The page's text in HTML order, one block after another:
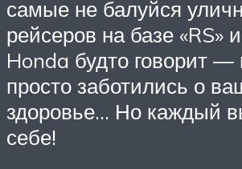
самые не балуйся
рейсеров на базе «RS» и
Honda будто говорит
просто заботились о
здоровье… Но каждый
себе!